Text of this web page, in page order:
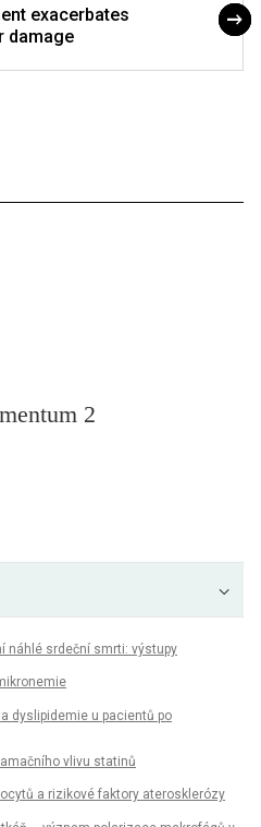
exacerbates
damage
2
náhlé srdeční smrti: výstupy
dyslipidemie u pacientů po
vlivu statinů
a rizikové faktory aterosklerózy